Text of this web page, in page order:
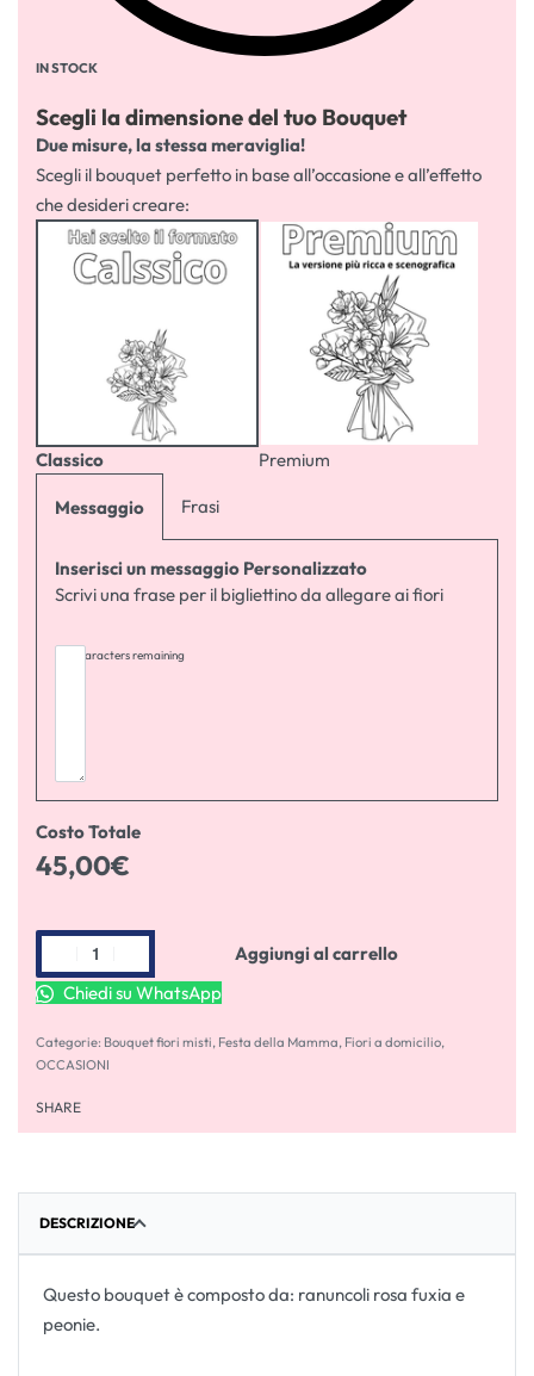
IN STOCK
Scegli la dimensione del tuo Bouquet
Due misure, la stessa meraviglia!
Scegli il bouquet perfetto in base all’occasione e all’effetto
che desideri creare:
Classico Premium
Messaggio Frasi
Inserisci un messaggio Personalizzato
Scrivi una frase per il bigliettino da allegare ai fiori
characters remaining
Costo Totale
45,00€
Aggiungi al carrello
Chiedi su WhatsApp
Categorie: Bouquet fiori misti, Festa della Mamma, Fiori a domicilio,
OCCASIONI
SHARE
DESCRIZIONE
Questo bouquet è composto da: ranuncoli rosa fuxia e
peonie.